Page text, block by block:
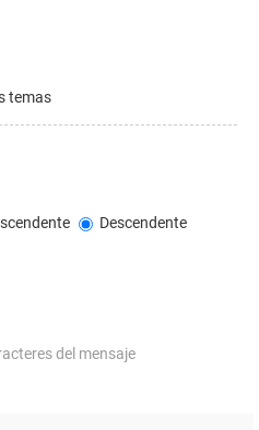
temas
Descendente
del mensaje